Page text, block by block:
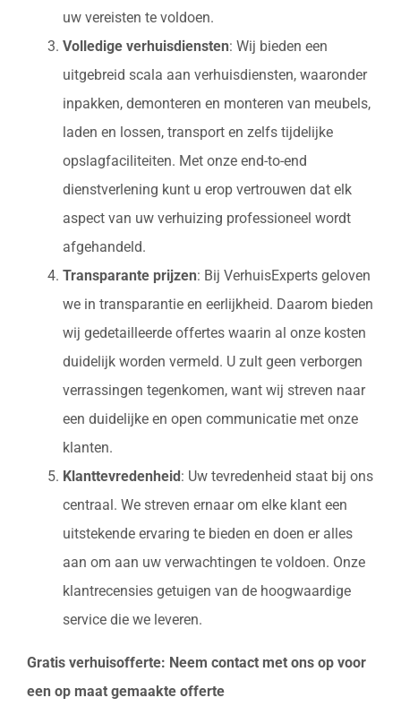
uw vereisten te voldoen.
Volledige verhuisdiensten: Wij bieden een
uitgebreid scala aan verhuisdiensten, waaronder
inpakken, demonteren en monteren van meubels,
laden en lossen, transport en zelfs tijdelijke
opslagfaciliteiten. Met onze end-to-end
dienstverlening kunt u erop vertrouwen dat elk
aspect van uw verhuizing professioneel wordt
afgehandeld.
Transparante prijzen: Bij VerhuisExperts geloven
we in transparantie en eerlijkheid. Daarom bieden
wij gedetailleerde offertes waarin al onze kosten
duidelijk worden vermeld. U zult geen verborgen
verrassingen tegenkomen, want wij streven naar
een duidelijke en open communicatie met onze
klanten.
Klanttevredenheid : Uw tevredenheid staat bij ons
centraal. We streven ernaar om elke klant een
uitstekende ervaring te bieden en doen er alles
aan om aan uw verwachtingen te voldoen. Onze
klantrecensies getuigen van de hoogwaardige
service die we leveren.
Gratis verhuisofferte: Neem contact met ons op voor
een op maat gemaakte offerte